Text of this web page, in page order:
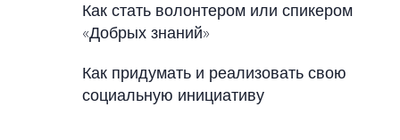
Как стать волонтером или спикером
«Добрых знаний»
Как придумать и реализовать свою
социальную инициативу